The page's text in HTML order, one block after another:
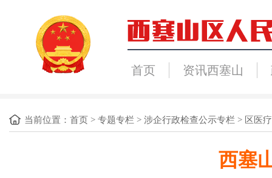
首页 资讯西塞山
当前位置： 首页 > 专题专栏 > 涉企行政检查公示专栏 > 区医
西塞